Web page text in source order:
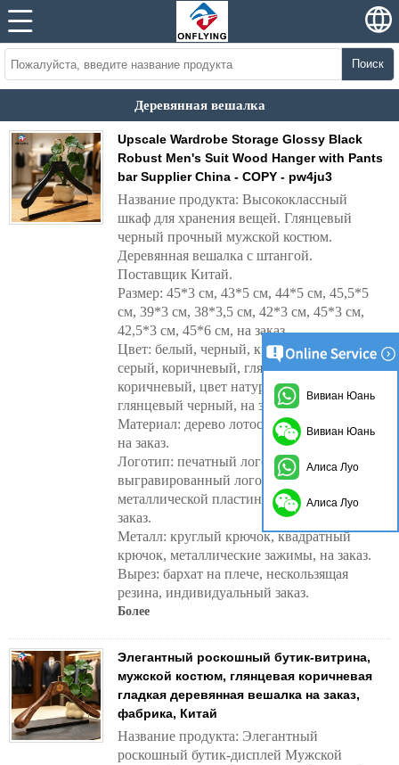
Поиск
Деревянная вешалка
Upscale Wardrobe Storage Glossy Black
Robust Men's Suit Wood Hanger with Pants
bar Supplier China - COPY - pw4ju3
Название продукта: Высококлассный
шкаф для хранения вещей. Глянцевый
черный прочный мужской костюм.
Деревянная вешалка с штангой.
Поставщик Китай.
Размер: 45*3 см, 43*5 см, 44*5 см, 45,5*5
см, 39*3 см, 38*3,5 см, 42*3 см, 45*3 см,
42,5*3 см, 45*6 см, на заказ
Цвет: белый, черный, кремовый, розовый,
серый, коричневый, глянцево-
коричневый, цвет натурального дерева,
глянцевый черный, на заказ
Материал: дерево лотоса, бук, ясень, дуб,
на заказ.
Логотип: печатный логотип,
выгравированный логотип, логотип на
металлической пластине, индивидуальный
заказ.
Металл: круглый крючок, квадратный
крючок, металлические зажимы, на заказ.
Вырез: бархат на плече, нескользящая
резина, индивидуальный заказ.
Более
Элегантный роскошный бутик-витрина,
мужской костюм, глянцевая коричневая
гладкая деревянная вешалка на заказ,
фабрика, Китай
Название продукта: Элегантный
роскошный бутик-дисплей Мужской
Вивиан Юань
Вивиан Юань
Алиса Луо
Алиса Луо